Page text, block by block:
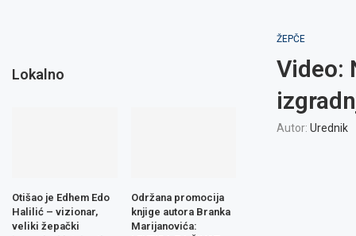
ŽEPČE
Video:
Autor: Urednik
Lokalno
Otišao je Edhem Edo
Halilić – vizionar,
veliki žepački
Održana promocija
knjige autora Branka
Marijanovića: